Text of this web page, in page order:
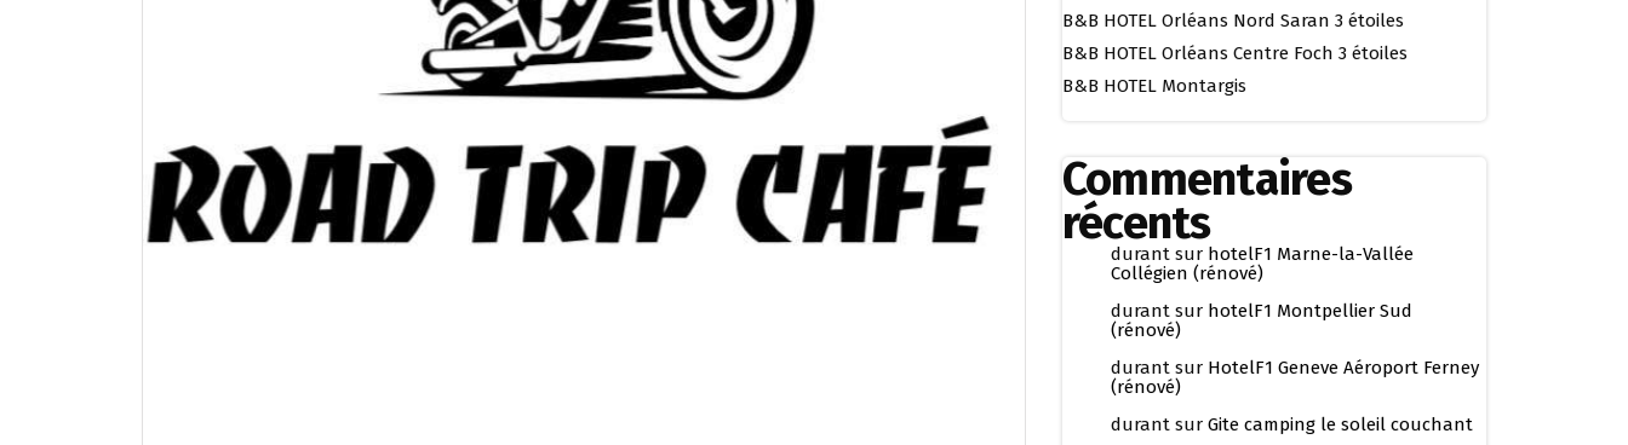
B&B HOTEL Orléans Nord Saran 3 étoiles
B&B HOTEL Orléans Centre Foch 3 étoiles
B&B HOTEL Montargis
Commentaires
récents
durant sur hotelF1 Marne-la-Vallée
Collégien (rénové)
durant sur hotelF1 Montpellier Sud
(rénové)
durant sur HotelF1 Geneve Aéroport Ferney
(rénové)
durant sur Gite camping le soleil couchant